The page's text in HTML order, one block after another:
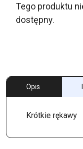
Tego produktu
dostępny.
Opis
Krótkie rękawy